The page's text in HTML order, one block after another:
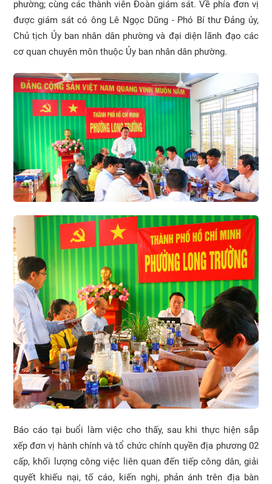
phường; cùng các thành viên Đoàn giám sát. Về phía đơn vị
được giám sát có ông Lê Ngọc Dũng - Phó Bí thư Đảng ủy,
Chủ tịch Ủy ban nhân dân phường và đại diện lãnh đạo các
cơ quan chuyên môn thuộc Ủy ban nhân dân phường.
Báo cáo tại buổi làm việc cho thấy, sau khi thực hiện sắp
xếp đơn vị hành chính và tổ chức chính quyền địa phương 02
cấp, khối lượng công việc liên quan đến tiếp công dân, giải
quyết khiếu nại, tố cáo, kiến nghị, phản ánh trên địa bàn